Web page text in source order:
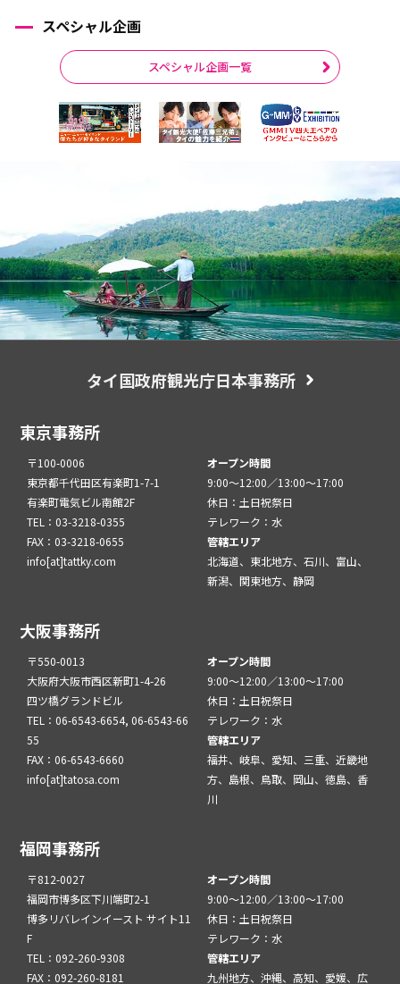
スペシャル企画
スペシャル企画一覧
タイ国政府観光庁日本事務所
東京事務所
〒100-0006
東京都千代田区有楽町1-7-1
有楽町電気ビル南館2F
TEL：03-3218-0355
FAX：03-3218-0655
info[at]tattky.com
オープン時間
9:00～12:00／13:00～17:00
休日：土日祝祭日
テレワーク：水
管轄エリア
北海道、東北地方、石川、富山、
新潟、関東地方、静岡
大阪事務所
〒550-0013
大阪府大阪市西区新町1-4-26
四ツ橋グランドビル
TEL：06-6543-6654, 06-6543-66
55
FAX：06-6543-6660
info[at]tatosa.com
オープン時間
9:00～12:00／13:00～17:00
休日：土日祝祭日
テレワーク：水
管轄エリア
福井、岐阜、愛知、三重、近畿地
方、島根、鳥取、岡山、徳島、香
川
福岡事務所
〒812-0027
福岡市博多区下川端町2-1
博多リバレインイースト サイト11
F
TEL：092-260-9308
FAX：092-260-8181
オープン時間
9:00～12:00／13:00～17:00
休日：土日祝祭日
テレワーク：水
管轄エリア
九州地方、沖縄、高知、愛媛、広